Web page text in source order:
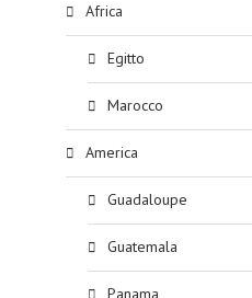
Africa
Egitto
Marocco
America
Guadaloupe
Guatemala
Panama